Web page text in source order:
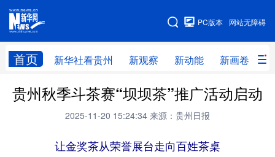
网站无障碍
PC版本
首页 新华社看贵州 新观察 新动能 新画卷
网站地图
新华社看贵州 新观察 新动能 新画卷
贵州领导 人事
访谈 直播
贵州秋季斗茶赛“坝坝茶”推广活动启动
2025-11-20 15:24:34 来源：贵州日报
让金奖茶从荣誉展台走向百姓茶桌